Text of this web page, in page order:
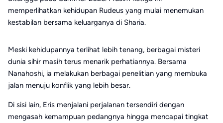
memperlihatkan kehidupan Rudeus yang mulai menemukan
kestabilan bersama keluarganya di Sharia.
Meski kehidupannya terlihat lebih tenang, berbagai misteri
dunia sihir masih terus menarik perhatiannya. Bersama
Nanahoshi, ia melakukan berbagai penelitian yang membuka
jalan menuju konflik yang lebih besar.
Di sisi lain, Eris menjalani perjalanan tersendiri dengan
mengasah kemampuan pedangnya hingga mencapai tingkat